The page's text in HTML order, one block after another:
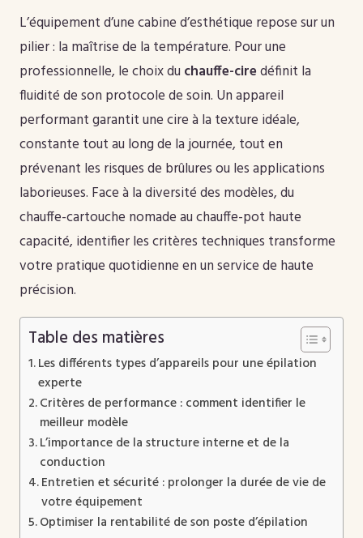
L’équipement d’une cabine d’esthétique repose sur un
pilier : la maîtrise de la température. Pour une
professionnelle, le choix du chauffe-ciredéfinit la
fluidité de son protocole de soin. Un appareil
performant garantit une cire à la texture idéale,
constante tout au long de la journée, tout en
prévenant les risques de brûlures ou les applications
laborieuses. Face à la diversité des modèles, du
chauffe-cartouche nomade au chauffe-pot haute
capacité, identifier les critères techniques transforme
votre pratique quotidienne en un service de haute
précision.
Table des matières
Les différents types d’appareils pour une épilation
experte
Critères de performance : comment identifier le
meilleur modèle
L’importance de la structure interne et de la
conduction
Entretien et sécurité : prolonger la durée de vie de
votre équipement
Optimiser la rentabilité de son poste d’épilation